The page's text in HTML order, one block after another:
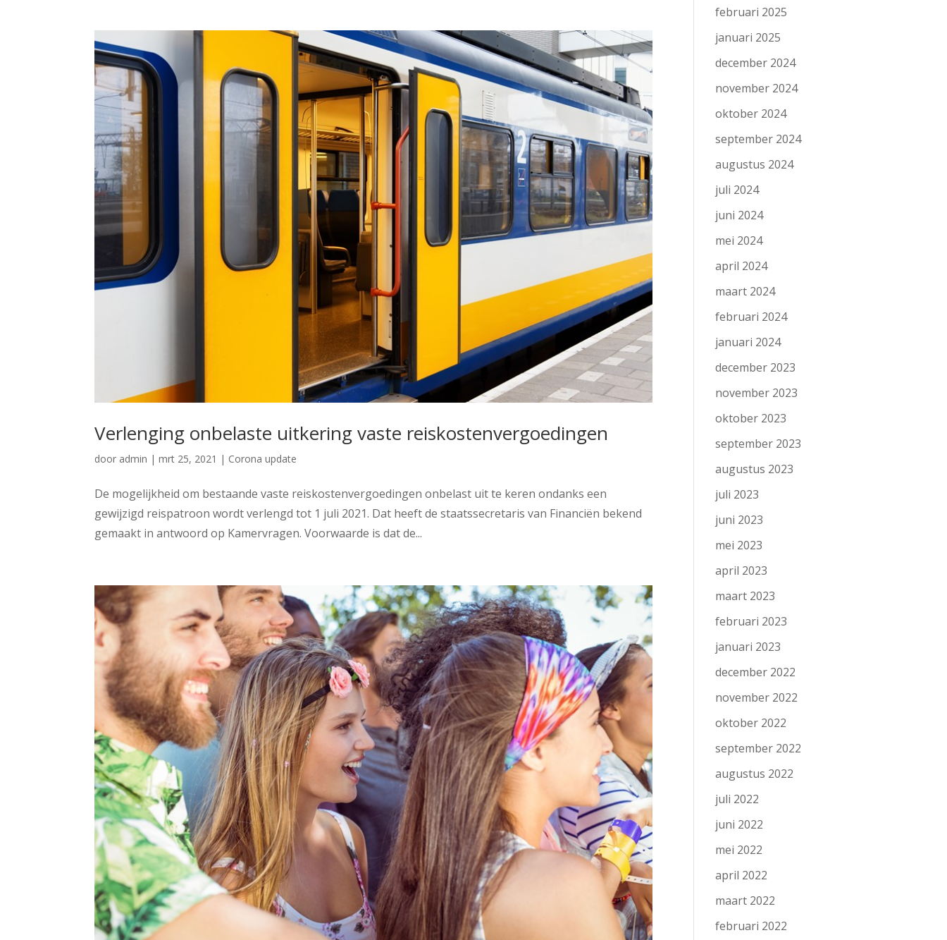
Verlenging onbelaste uitkering vaste reiskostenvergoedingen
door admin |mrt 25, 2021 | Corona update
De mogelijkheid om bestaande vaste reiskostenvergoedingen onbelast uit te keren ondanks een
gewijzigd reispatroon wordt verlengd tot 1 juli 2021. Dat heeft de staatssecretaris van Financiën bekend
gemaakt in antwoord op Kamervragen. Voorwaarde is dat de...
februari 2025
januari 2025
december 2024
november 2024
oktober 2024
september 2024
augustus 2024
juli 2024
juni 2024
mei 2024
april 2024
maart 2024
februari 2024
januari 2024
december 2023
november 2023
oktober 2023
september 2023
augustus 2023
juli 2023
juni 2023
mei 2023
april 2023
maart 2023
februari 2023
januari 2023
december 2022
november 2022
oktober 2022
september 2022
augustus 2022
juli 2022
juni 2022
mei 2022
april 2022
maart 2022
februari 2022